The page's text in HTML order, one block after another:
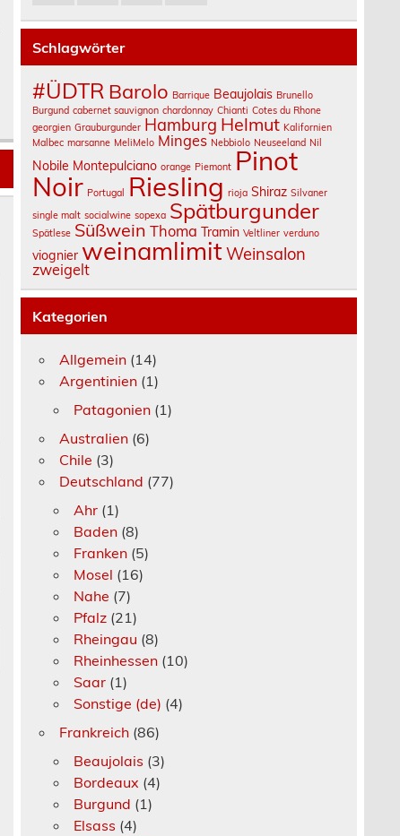
Schlagwörter
#ÜDTR Barolo Barrique Beaujolais Brunello
Burgund cabernet sauvignon chardonnay Chianti Cotes du Rhone
georgien Grauburgunder Hamburg Helmut Kalifornien
Malbec marsanne MeliMelo Minges Nebbiolo Neuseeland Nil
Nobile Montepulciano orange Piemont Pinot
Noir Portugal Riesling rioja Shiraz Silvaner
single malt socialwine sopexa Spätburgunder
Spätlese Süßwein Thoma Tramin Veltliner verduno
viognier weinamlimit Weinsalon
zweigelt
Kategorien
Allgemein (14)
Argentinien (1)
Patagonien (1)
Australien (6)
Chile (3)
Deutschland (77)
Ahr (1)
Baden (8)
Franken (5)
Mosel (16)
Nahe (7)
Pfalz (21)
Rheingau (8)
Rheinhessen (10)
Saar (1)
Sonstige (de) (4)
Frankreich (86)
Beaujolais (3)
Bordeaux (4)
Burgund (1)
Elsass (4)